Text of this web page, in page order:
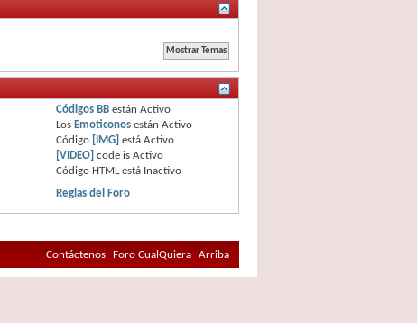
Códigos BB estánActivo
Los Emoticonos estánActivo
Código [IMG] estáActivo
[VIDEO] code isActivo
Código HTML está Inactivo
Reglas del Foro
Contáctenos Foro CualQuiera Arriba